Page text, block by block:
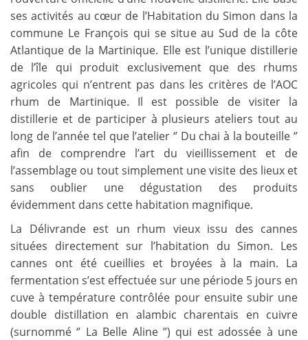
ses activités au cœur de l’Habitation du Simon dans la
commune Le François qui se situe au Sud de la côte
Atlantique de la Martinique. Elle est l’unique distillerie
de l’île qui produit exclusivement que des rhums
agricoles qui n’entrent pas dans les critères de l’AOC
rhum de Martinique. Il est possible de visiter la
distillerie et de participer à plusieurs ateliers tout au
long de l’année tel que l’atelier ‘’ Du chai à la bouteille ‘’
afin de comprendre l’art du vieillissement et de
l’assemblage ou tout simplement une visite des lieux et
sans oublier une dégustation des produits
évidemment dans cette habitation magnifique.
La Délivrande est un rhum vieux issu des cannes
situées directement sur l’habitation du Simon. Les
cannes ont été cueillies et broyées à la main. La
fermentation s’est effectuée sur une période 5 jours en
cuve à température contrôlée pour ensuite subir une
double distillation en alambic charentais en cuivre
(surnommé ‘’ La Belle Aline ’’) qui est adossée à une